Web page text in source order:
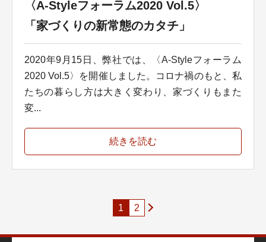
〈A-Styleフォーラム2020 Vol.5〉
「家づくりの新常態のカタチ」
2020年9月15日、弊社では、〈A-Styleフォーラム
2020 Vol.5〉を開催しました。コロナ禍のもと、私
たちの暮らし方は大きく変わり、家づくりもまた
変...
続きを読む
1 2